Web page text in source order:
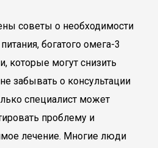
советы о необходимости
богатого омега-3
которые могут снизить
забывать о консультации
специалист может
проблему и
лечение. Многие люди